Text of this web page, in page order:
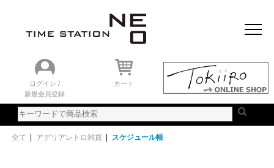
ログイン /
新規会員登録
カート
全て | アデリアレトロ雑貨 | スケジュール帳
おすすめアイテム
ニュース＆トピック
時計を探す
ランキング
ご利用ガイド
WEBカタログ